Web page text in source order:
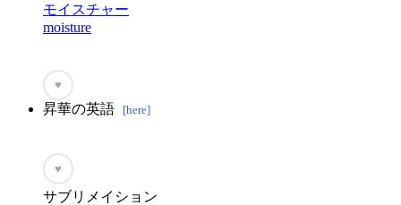
モイスチャー
moisture
♥
昇華の英語 [here]
♥
サブリメイション